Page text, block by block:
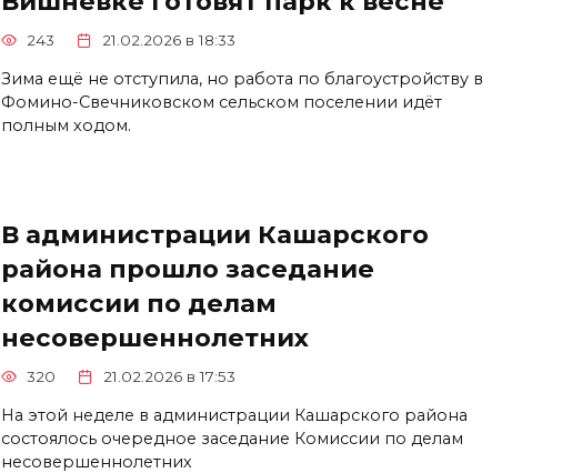
243 21.02.2026 в 18:33
Зима ещё не отступила, но работа по благоустройству в
Фомино-Свечниковском сельском поселении идёт
полным ходом.
В администрации Кашарского
района прошло заседание
комиссии по делам
несовершеннолетних
320 21.02.2026 в 17:53
На этой неделе в администрации Кашарского района
состоялось очередное заседание Комиссии по делам
несовершеннолетних